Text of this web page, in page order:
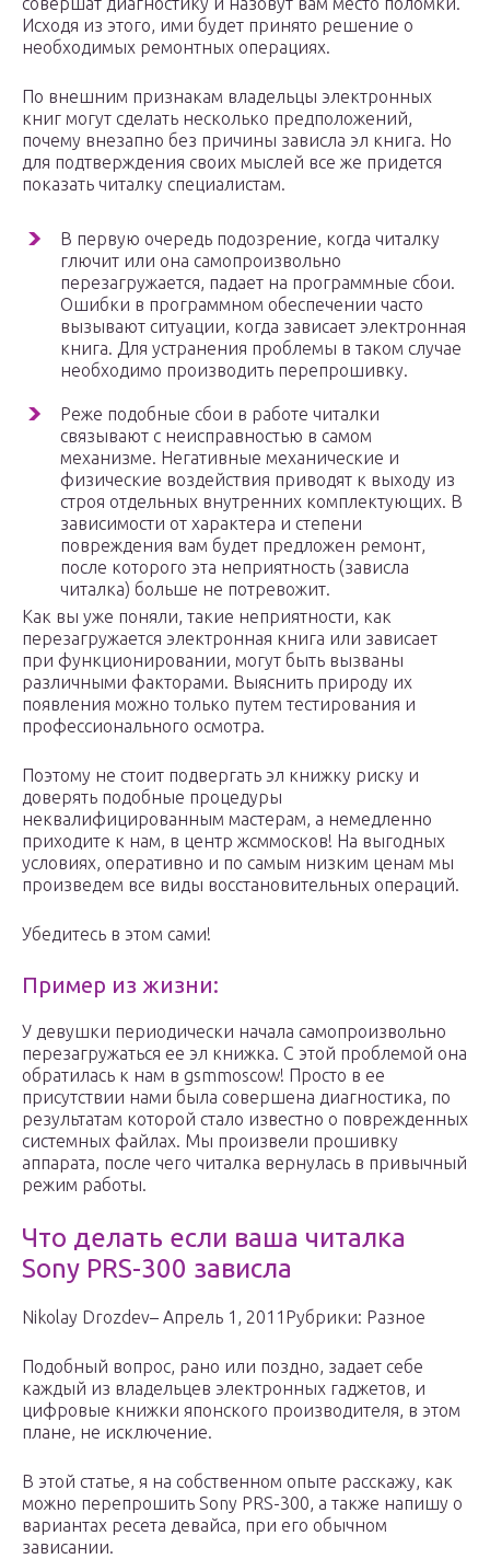
Исходя из этого, ими будет принято решение о
необходимых ремонтных операциях.
По внешним признакам владельцы электронных
книг могут сделать несколько предположений,
почему внезапно без причины зависла эл книга. Но
для подтверждения своих мыслей все же придется
показать читалку специалистам.
В первую очередь подозрение, когда читалку
глючит или она самопроизвольно
перезагружается, падает на программные сбои.
Ошибки в программном обеспечении часто
вызывают ситуации, когда зависает электронная
книга. Для устранения проблемы в таком случае
необходимо производить перепрошивку.
Реже подобные сбои в работе читалки
связывают с неисправностью в самом
механизме. Негативные механические и
физические воздействия приводят к выходу из
строя отдельных внутренних комплектующих. В
зависимости от характера и степени
повреждения вам будет предложен ремонт,
после которого эта неприятность (зависла
читалка) больше не потревожит.
Как вы уже поняли, такие неприятности, как
перезагружается электронная книга или зависает
при функционировании, могут быть вызваны
различными факторами. Выяснить природу их
появления можно только путем тестирования и
профессионального осмотра.
Поэтому не стоит подвергать эл книжку риску и
доверять подобные процедуры
неквалифицированным мастерам, а немедленно
приходите к нам, в центр жсммосков! На выгодных
условиях, оперативно и по самым низким ценам мы
произведем все виды восстановительных операций.
Убедитесь в этом сами!
Пример из жизни:
У девушки периодически начала самопроизвольно
перезагружаться ее эл книжка. С этой проблемой она
обратилась к нам в gsmmoscow! Просто в ее
присутствии нами была совершена диагностика, по
результатам которой стало известно о поврежденных
системных файлах. Мы произвели прошивку
аппарата, после чего читалка вернулась в привычный
режим работы.
Что делать если ваша читалка
Sony PRS-300 зависла
Nikolay Drozdev– Апрель 1, 2011Рубрики: Разное
Подобный вопрос, рано или поздно, задает себе
каждый из владельцев электронных гаджетов, и
цифровые книжки японского производителя, в этом
плане, не исключение.
В этой статье, я на собственном опыте расскажу, как
можно перепрошить Sony PRS-300, а также напишу о
вариантах ресета девайса, при его обычном
зависании.